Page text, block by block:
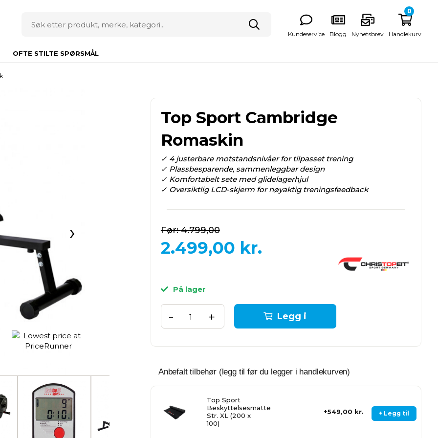
Kundeservice Blogg Nyhetsbrev Handlekurv
0
OFTE STILTE SPØRSMÅL
›
Top Sport Cambridge
Romaskin
✓ 4 justerbare motstandsnivåer for tilpasset trening
✓ Plassbesparende, sammenleggbar design
✓ Komfortabelt sete med glidelagerhjul
✓ Oversiktlig LCD-skjerm for nøyaktig treningsfeedback
4.799,00
2.499,00 kr.
På lager
+
- Legg i
Anbefalt tilbehør (legg til før du legger i handlekurven)
+ Legg til
Top Sport
Beskyttelsesmatte
Str. XL (200 x
100)
549,00 kr.